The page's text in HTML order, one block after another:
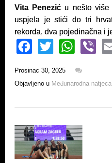
Vita Penezić u nešto više
uspjela je stići do tri
rekorda, dva pojedinačna i
F
c
e
b
o
o
k
T
tt
W
at
A
p
p
Vi
er
Prosinac 30, 2025
Objavljeno u Međunarodna